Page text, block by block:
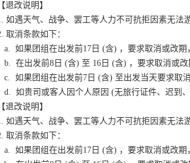
【退改说明】
如遇天气、战争、罢工等人力不可抗拒因素无
取消条款如下：
a. 如果团组在出发前17日 (含) ，要求取消或改
b. 在出发前8日 (含) 至 16日 (含) ，要求取消或
c. 如果团组在出发前7日 (含) 至出发当天要求取
d. 如贵司或客人因个人原因 (无旅行证件、迟到
【退改说明】
如遇天气、战争、罢工等人力不可抗拒因素无
取消条款如下：
a. 如果团组在出发前17日 (含) ，要求取消或改